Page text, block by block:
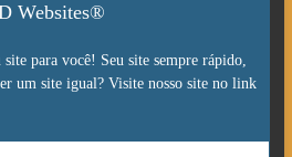
Websites®
para você! Seu site sempre rápido,
um site igual? Visite nosso site no link